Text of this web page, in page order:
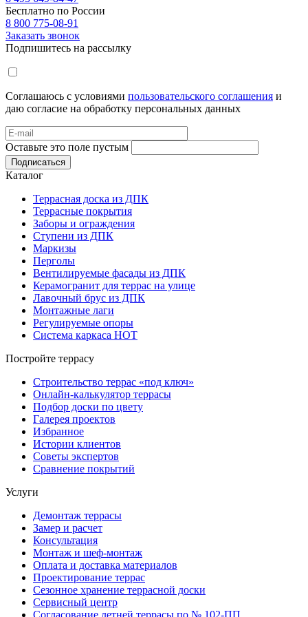
Бесплатно по России
8 800 775-08-91
Заказать звонок
Подпишитесь на рассылку
Соглашаюсь с условиями пользовательского соглашения и
даю согласие на обработку персональных данных
Оставьте это поле пустым
Подписаться
Каталог
Террасная доска из ДПК
Террасные покрытия
Заборы и ограждения
Ступени из ДПК
Маркизы
Перголы
Вентилируемые фасады из ДПК
Керамогранит для террас на улице
Лавочный брус из ДПК
Монтажные лаги
Регулируемые опоры
Система каркаса НОТ
Постройте террасу
Строительство террас «под ключ»
Онлайн-калькулятор террасы
Подбор доски по цвету
Галерея проектов
Избранное
Истории клиентов
Советы экспертов
Сравнение покрытий
Услуги
Демонтаж террасы
Замер и расчет
Консультация
Монтаж и шеф-монтаж
Оплата и доставка материалов
Проектирование террас
Сезонное хранение террасной доски
Сервисный центр
Согласование летней террасы по № 102-ПП